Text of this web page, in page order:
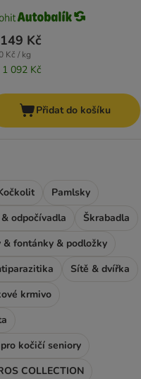
Kč
Kč / kg
1 092 Kč
Přidat do košíku
Pamlsky
odpočívadla
Škrabadla
& fontánky & podložky
Sítě & dvířka
krmivo
kočičí seniory
COLLECTION